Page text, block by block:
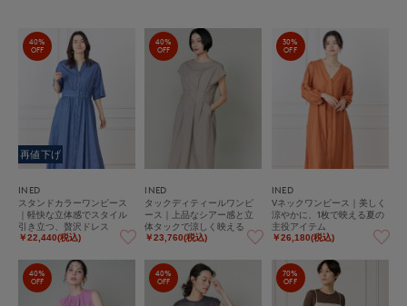
40%
OFF
再値下げ
INED
スタンドカラーワンピース
｜軽快な立体感でスタイル
引き立つ、贅沢ドレス
￥22,440(税込)
40%
OFF
INED
タックディティールワンピ
ース｜上品なシアー感と立
体タックで涼しく映える
￥23,760(税込)
30%
OFF
INED
Vネックワンピース｜美しく
涼やかに、1枚で映える夏の
主役アイテム
￥26,180(税込)
40%
OFF
40%
OFF
70%
OFF